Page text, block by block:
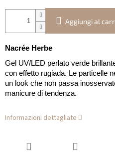
Aggiungi al
Nacrée Herbe
Gel UV/LED perlato verde
con effetto rugiada. Le particelle
un look che non passa
manicure di tendenza.
Informazioni dettagliate